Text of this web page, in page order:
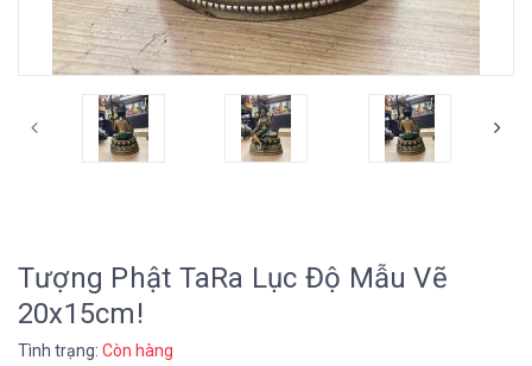
Tượng Phật TaRa Lục Độ Mẫu Vẽ
20x15cm!
Tình trạng: Còn hàng